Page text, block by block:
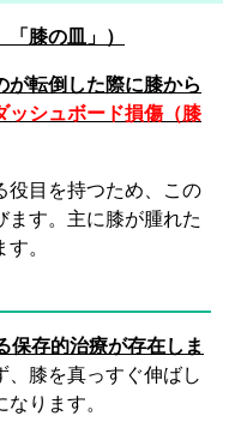
膝の皿」）
が転倒した際に膝から
ッシュボード損傷（膝
役目を持つため、この
ます。主に膝が腫れた
。
保存的治療が存在しま
、膝を真っすぐ伸ばし
ります。